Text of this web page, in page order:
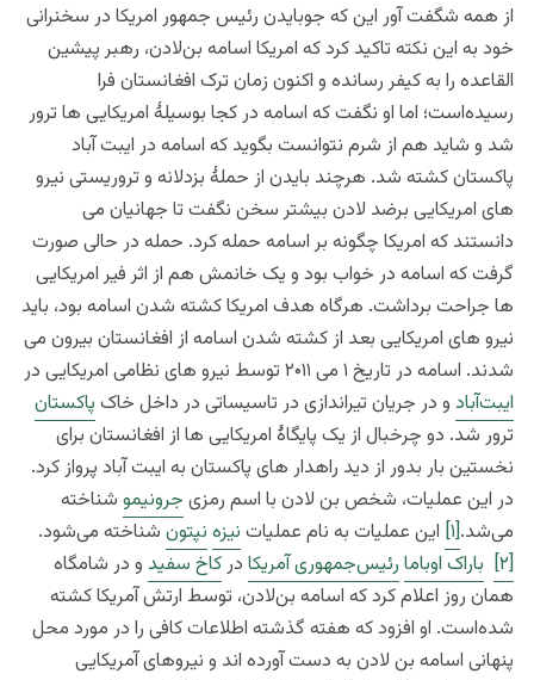
از همه شگفت آور این که جوبایدن رئیس جمهور امریکا در سخنرانی
خود به این نکته تاکید کرد که امریکا اسامه بن‌لادن، رهبر پیشین
القاعده را به کیفر رسانده و اکنون زمان ترک افغانستان فرا
رسیده‌است؛ اما او نگفت که اسامه در کجا بوسیلۀ امریکایی ها ترور
شد و شاید هم از شرم نتوانست بگوید که اسامه در ایبت آباد
پاکستان کشته شد. هرچند بایدن از حملۀ بزدلانه و تروریستی نیرو
های امریکایی برضد لادن بیشتر سخن نگفت تا جهانیان می
دانستند که امریکا چگونه بر اسامه حمله کرد. حمله در حالی صورت
گرفت که اسامه در خواب بود و یک خانمش هم از اثر فیر امریکایی
ها جراحت برداشت. هرگاه هدف امریکا کشته شدن اسامه بود، باید
نیرو های امریکایی بعد از کشته شدن اسامه از افغانستان بیرون می
شدند. اسامه در تاریخ ۱ می ۲۰۱۱ توسط نیرو های نظامی امریکایی در
ایبت‌آباد و در جریان تیراندازی در تاسیساتی در داخل خاک پاکستان
ترور شد. دو چرخبال از یک پایگاۀ امریکایی ها از افغانستان برای
نخستین بار بدور از دید راهدار های پاکستان به ایبت آباد پرواز کرد.
در این عملیات، شخص بن لادن با اسم رمزی جرونیمو شناخته
می‌شد.[۱] این عملیات به نام عملیات نیزه نپتون شناخته می‌شود.
[۲]
باراک اوباما رئیس‌جمهوری آمریکا درکاخ سفید و در شامگاه
همان روز اعلام کرد که اسامه بن‌لادن، توسط ارتش آمریکا کشته
شده‌است. او افزود که هفته گذشته اطلاعات کافی را در مورد محل
پنهانی اسامه بن لادن به دست آورده اند و نیروهای آمریکایی